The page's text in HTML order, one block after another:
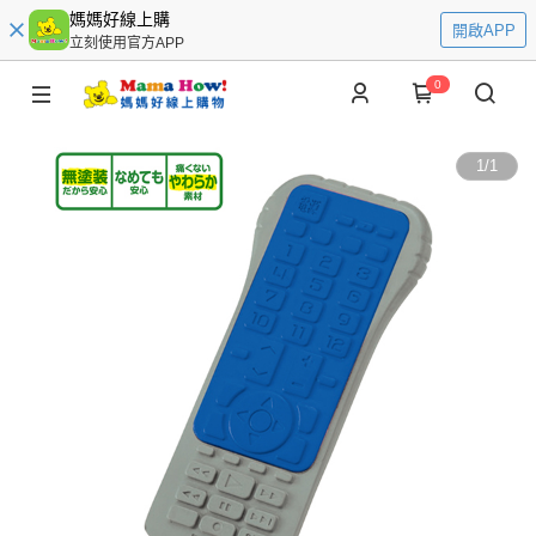
媽媽好線上購
立刻使用官方APP
開啟APP
0
1/1